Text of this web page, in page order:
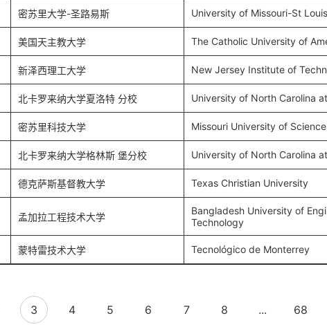
密苏里大学-圣路易斯 University of Missouri-St Louis
美国天主教大学 The Catholic University of
新泽西理工大学 New Jersey Institute of
北卡罗来纳大学夏洛特 分校 University of North Carolina
密苏里科技大学 Missouri University of
北卡罗来纳大学格林斯 堡分校 University of North Carolina
德克萨斯基督教大学 Texas Christian University
孟加拉工程技术大学
Bangladesh University of
Technology
蒙特雷技术大学 Tecnológico de Monterrey
3 4 5 6 7 8 ... 68